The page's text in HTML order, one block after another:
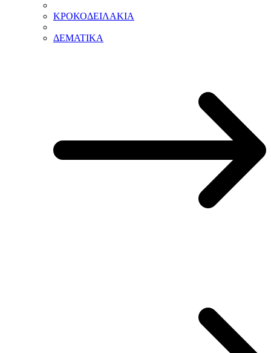
ΚΡΟΚΟΔΕΙΛΑΚΙΑ
ΔΕΜΑΤΙΚΑ